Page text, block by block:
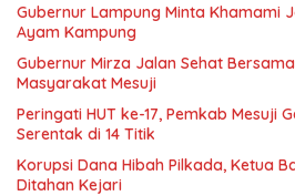
Gubernur Lampung Minta Khamami
Ayam Kampung
Gubernur Mirza Jalan Sehat
Masyarakat Mesuji
Peringati HUT ke-17, Pemkab Mesuji
Serentak di 14 Titik
Korupsi Dana Hibah Pilkada, Ketua
Ditahan Kejari